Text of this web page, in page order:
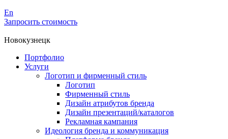
En
Запросить стоимость
Новокузнецк
Портфолио
Услуги
Логотип и фирменный стиль
Логотип
Фирменный стиль
Дизайн атрибутов бренда
Дизайн презентаций/каталогов
Рекламная кампания
Идеология бренда и коммуникация